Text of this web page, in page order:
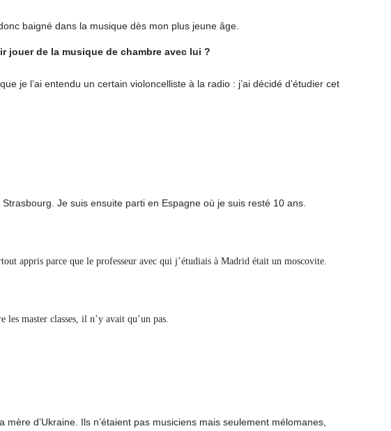
baigné dans la musique dès mon plus jeune âge.
jouer de la musique de chambre avec lui ?
je l’ai entendu un certain violoncelliste à la radio : j’ai décidé d’étudier cet
Je suis ensuite parti en Espagne où je suis resté 10 ans.
appris parce que le professeur avec qui j’étudiais à Madrid était un moscovite.
master classes, il n’y avait qu’un pas.
d’Ukraine. Ils n’étaient pas musiciens mais seulement mélomanes,